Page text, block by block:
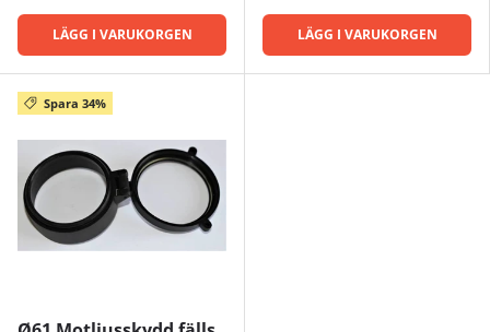
LÄGG I VARUKORGEN LÄGG I VARUKORGEN
Spara 34%